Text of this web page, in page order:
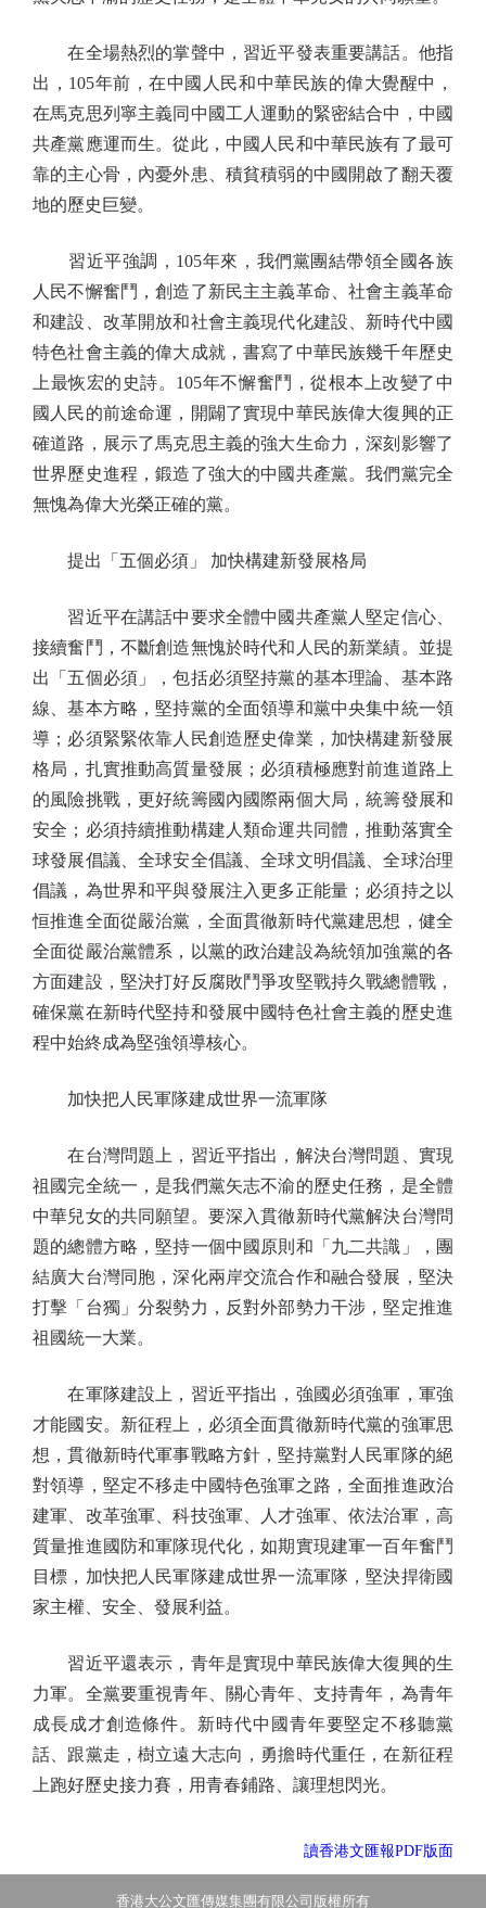
在全場熱烈的掌聲中，習近平發表重要講話。他指
出，105年前，在中國人民和中華民族的偉大覺醒中，
在馬克思列寧主義同中國工人運動的緊密結合中，中國
共產黨應運而生。從此，中國人民和中華民族有了最可
靠的主心骨，內憂外患、積貧積弱的中國開啟了翻天覆
地的歷史巨變。
習近平強調，105年來，我們黨團結帶領全國各族
人民不懈奮鬥，創造了新民主主義革命、社會主義革命
和建設、改革開放和社會主義現代化建設、新時代中國
特色社會主義的偉大成就，書寫了中華民族幾千年歷史
上最恢宏的史詩。105年不懈奮鬥，從根本上改變了中
國人民的前途命運，開闢了實現中華民族偉大復興的正
確道路，展示了馬克思主義的強大生命力，深刻影響了
世界歷史進程，鍛造了強大的中國共產黨。我們黨完全
無愧為偉大光榮正確的黨。
提出「五個必須」 加快構建新發展格局
習近平在講話中要求全體中國共產黨人堅定信心、
接續奮鬥，不斷創造無愧於時代和人民的新業績。並提
出「五個必須」，包括必須堅持黨的基本理論、基本路
線、基本方略，堅持黨的全面領導和黨中央集中統一領
導；必須緊緊依靠人民創造歷史偉業，加快構建新發展
格局，扎實推動高質量發展；必須積極應對前進道路上
的風險挑戰，更好統籌國內國際兩個大局，統籌發展和
安全；必須持續推動構建人類命運共同體，推動落實全
球發展倡議、全球安全倡議、全球文明倡議、全球治理
倡議，為世界和平與發展注入更多正能量；必須持之以
恒推進全面從嚴治黨，全面貫徹新時代黨建思想，健全
全面從嚴治黨體系，以黨的政治建設為統領加強黨的各
方面建設，堅決打好反腐敗鬥爭攻堅戰持久戰總體戰，
確保黨在新時代堅持和發展中國特色社會主義的歷史進
程中始終成為堅強領導核心。
加快把人民軍隊建成世界一流軍隊
在台灣問題上，習近平指出，解決台灣問題、實現
祖國完全統一，是我們黨矢志不渝的歷史任務，是全體
中華兒女的共同願望。要深入貫徹新時代黨解決台灣問
題的總體方略，堅持一個中國原則和「九二共識」，團
結廣大台灣同胞，深化兩岸交流合作和融合發展，堅決
打擊「台獨」分裂勢力，反對外部勢力干涉，堅定推進
祖國統一大業。
在軍隊建設上，習近平指出，強國必須強軍，軍強
才能國安。新征程上，必須全面貫徹新時代黨的強軍思
想，貫徹新時代軍事戰略方針，堅持黨對人民軍隊的絕
對領導，堅定不移走中國特色強軍之路，全面推進政治
建軍、改革強軍、科技強軍、人才強軍、依法治軍，高
質量推進國防和軍隊現代化，如期實現建軍一百年奮鬥
目標，加快把人民軍隊建成世界一流軍隊，堅決捍衛國
家主權、安全、發展利益。
習近平還表示，青年是實現中華民族偉大復興的生
力軍。全黨要重視青年、關心青年、支持青年，為青年
成長成才創造條件。新時代中國青年要堅定不移聽黨
話、跟黨走，樹立遠大志向，勇擔時代重任，在新征程
上跑好歷史接力賽，用青春鋪路、讓理想閃光。
讀香港文匯報PDF版面
香港大公文匯傳媒集團有限公司版權所有